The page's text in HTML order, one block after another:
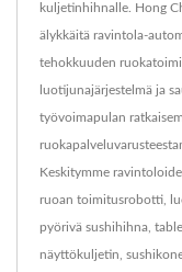
kuljetinhihnalle. Hong
älykkäitä ravintola-
tehokkuuden
luotijunajärjestelmä ja
työvoimapulan
Keskitymme
ruoan toimitusrobotti,
pyörivä sushihihna,
näyttökuljetin,